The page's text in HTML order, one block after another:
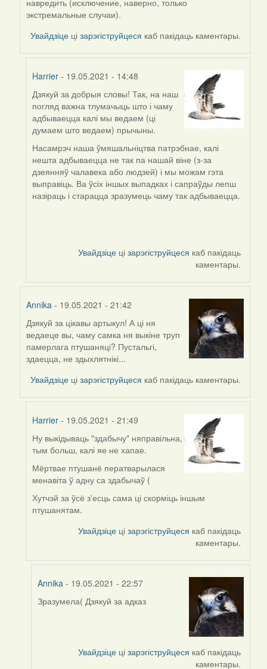
навредить (исключение, наверно, только
экстремальные случаи).
Увайдзіце цізарэгіструйцеся каб пакідаць каментары.
Harrier- 19.05.2021 - 14:48
In
reply
to
by
Jon
Дзякуй за добрыя словы! Так, на наш
погляд важна тлумачыць што і чаму
адбываецца калі мы ведаем (ці
думаем што ведаем) прычыны.
Насамрэч наша ўмяшальніцтва патрэбнае, калі
нешта адбываецца не так па нашай віне (з-за
дзеянняў чалавека або людзей) і мы можам гэта
выправіць. Ва ўсіх іншых выпадках і сапраўды лепш
назіраць і старацца зразумець чаму так адбываецца.
Увайдзіце цізарэгіструйцеся каб пакідаць
каментары.
Annika - 19.05.2021 - 21:42
In
reply
to
by
Harrier
Дзякуй за цікавы артыкул! А ці ня
ведаеце вы, чаму самка ня выкіне труп
памерлага птушаняці? Пустальгі,
здаецца, не здыхлятнікі...
Увайдзіце цізарэгіструйцеся каб пакідаць каментары.
Harrier- 19.05.2021 - 21:49
In
reply
to
by
Ну выкідываць "здабычу" няправільна,
тым больш, калі яе не хапае.
Мёртвае птушанё ператварылася
менавіта ў адну са здабычаў (
Хутчэй за ўсё з'есць сама ці скорміць іншым
птушанятам.
Увайдзіце цізарэгіструйцеся каб пакідаць
каментары.
Annika - 19.05.2021 - 22:57
In
Зразумела( Дзякуй за адказ
Увайдзіце цізарэгіструйцеся каб пакідаць
каментары.